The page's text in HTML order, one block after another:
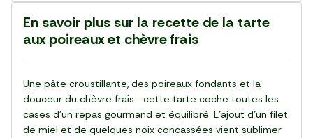
En savoir plus sur la recette de la tarte
aux poireaux et chèvre frais
Une pâte croustillante, des poireaux fondants et la
douceur du chèvre frais… cette tarte coche toutes les
cases d’un repas gourmand et équilibré. L’ajout d’un filet
de miel et de quelques noix concassées vient sublimer